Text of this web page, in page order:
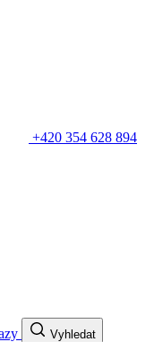
+420 354 628 894
Vyhledat